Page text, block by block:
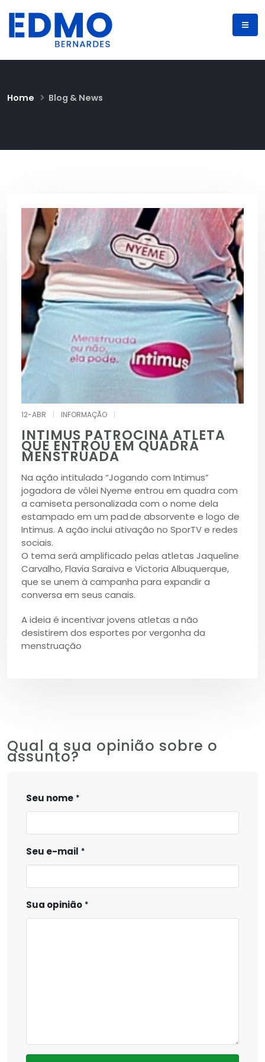
Home Blog & News
12-ABR INFORMAÇÃO
INTIMUS PATROCINA ATLETA
QUE ENTROU EM QUADRA
MENSTRUADA
Na ação intitulada “Jogando com Intimus”
jogadora de vôlei Nyeme entrou em quadra com
a camiseta personalizada com o nome dela
estampado em um pad de absorvente e logo de
Intimus. A ação inclui ativação no SporTV e redes
sociais.
O tema será amplificado pelas atletas Jaqueline
Carvalho, Flavia Saraiva e Victoria Albuquerque,
que se unem à campanha para expandir a
conversa em seus canais.
A ideia é incentivar jovens atletas a não
desistirem dos esportes por vergonha da
menstruação
Qual a sua opinião sobre o
assunto?
Seu nome
Seu e-mail
Sua opinião